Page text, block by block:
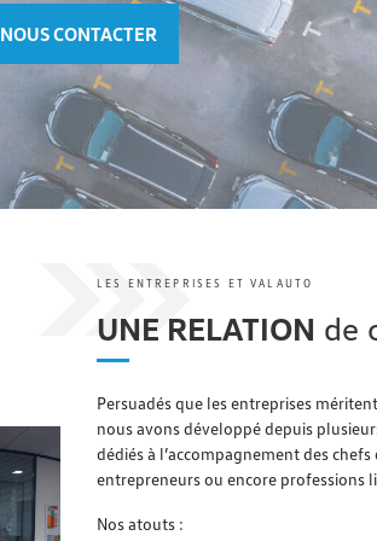
NOUS CONTACTER
LES ENTREPRISES ET VALAUTO
UNE RELATION de
Persuadés que les entreprises
nous avons développé depuis
dédiés à l’accompagnement des
entrepreneurs ou encore professions
Nos atouts :